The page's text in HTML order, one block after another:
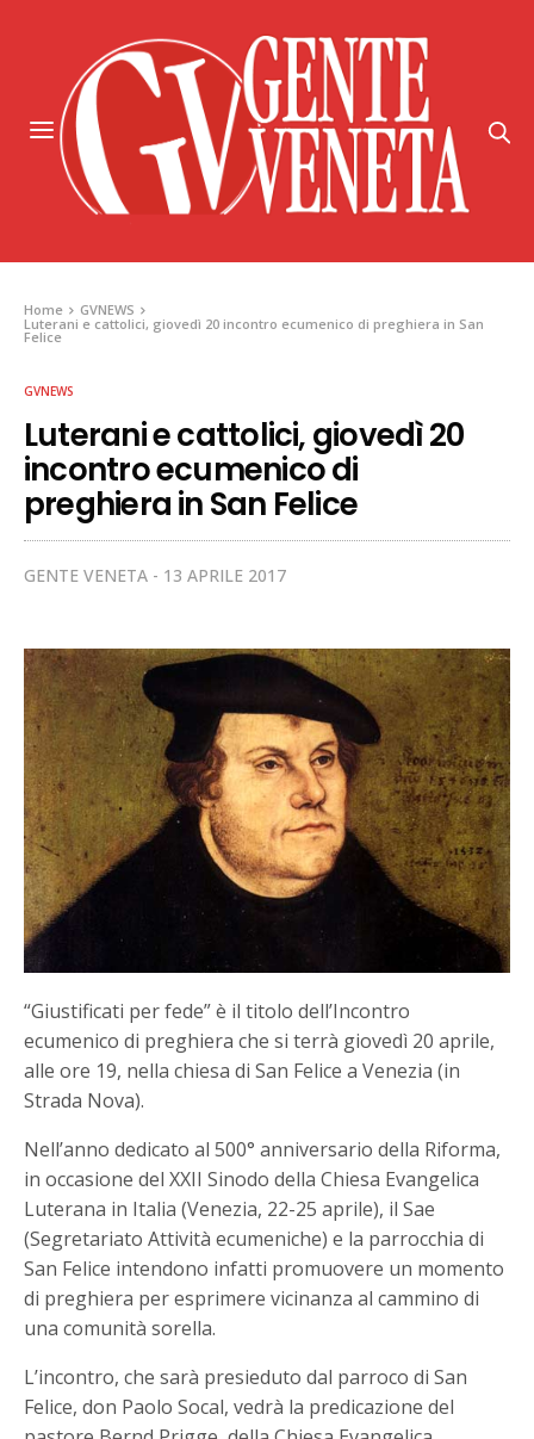
Home
GVNEWS
Luterani e cattolici, giovedì 20 incontro ecumenico di preghiera in San
Felice
GVNEWS
Luterani e cattolici, giovedì 20
incontro ecumenico di
preghiera in San Felice
GENTE VENETA 13 APRILE 2017
“Giustificati per fede” è il titolo dell’Incontro
ecumenico di preghiera che si terrà giovedì 20 aprile,
alle ore 19, nella chiesa di San Felice a Venezia (in
Strada Nova).
Nell’anno dedicato al 500° anniversario della Riforma,
in occasione del XXII Sinodo della Chiesa Evangelica
Luterana in Italia (Venezia, 22-25 aprile), il Sae
(Segretariato Attività ecumeniche) e la parrocchia di
San Felice intendono infatti promuovere un momento
di preghiera per esprimere vicinanza al cammino di
una comunità sorella.
L’incontro, che sarà presieduto dal parroco di San
Felice, don Paolo Socal, vedrà la predicazione del